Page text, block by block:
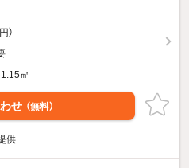
）
㎡
せ （無料）
供